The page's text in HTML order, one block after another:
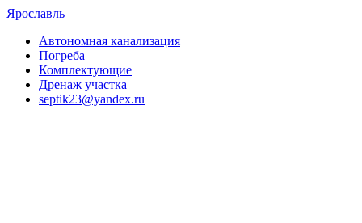
Ярославль
Автономная канализация
Погреба
Комплектующие
Дренаж участка
septik23@yandex.ru